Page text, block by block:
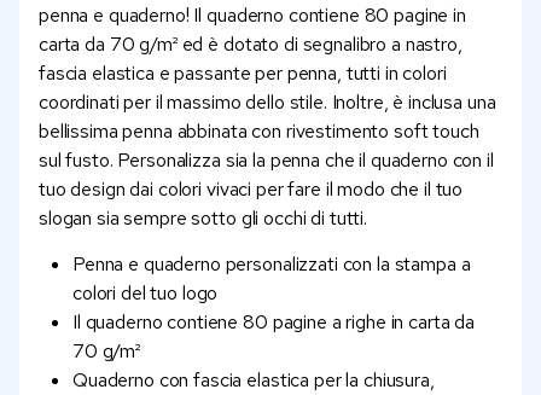
penna e quaderno! Il quaderno contiene 80 pagine in
carta da 70 g/m² ed è dotato di segnalibro a nastro,
fascia elastica e passante per penna, tutti in colori
coordinati per il massimo dello stile. Inoltre, è inclusa una
bellissima penna abbinata con rivestimento soft touch
sul fusto. Personalizza sia la penna che il quaderno con il
tuo design dai colori vivaci per fare il modo che il tuo
slogan sia sempre sotto gli occhi di tutti.
Penna e quaderno personalizzati con la stampa a
colori del tuo logo
Il quaderno contiene 80 pagine a righe in carta da
70 g/m²
Quaderno con fascia elastica per la chiusura,